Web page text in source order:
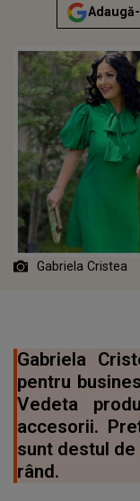
Gabriela Cristea
Gabriela
pentru
Vedeta
accesorii.
sunt destul
rând.